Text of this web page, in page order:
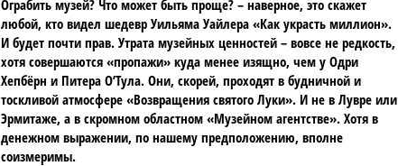
Ограбить музей? Что может быть проще? – наверное, это скажет
любой, кто видел шедевр Уильяма Уайлера «Как украсть миллион».
И будет почти прав. Утрата музейных ценностей – вовсе не редкость,
хотя совершаются «пропажи» куда менее изящно, чем у Одри
Хепбёрн и Питера О’Тула. Они, скорей, проходят в будничной и
тоскливой атмосфере «Возвращения святого Луки». И не в Лувре или
Эрмитаже, а в скромном областном «Музейном агентстве». Хотя в
денежном выражении, по нашему предположению, вполне
соизмеримы.